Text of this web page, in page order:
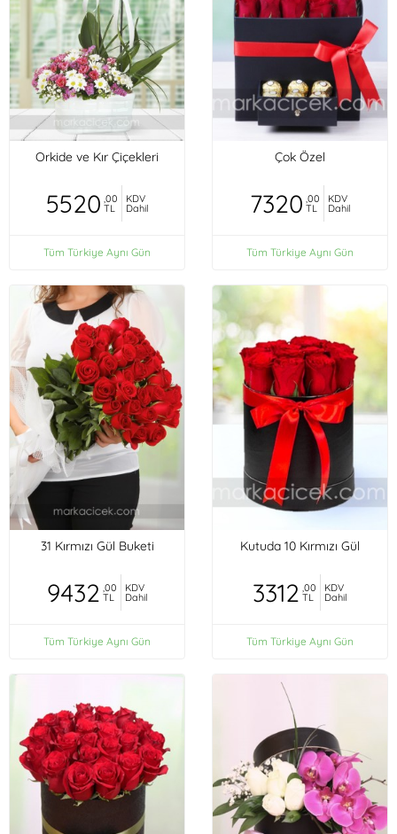
Orkide ve Kır Çiçekleri
5520 ,00
TL
KDV
Dahil
Tüm Türkiye Aynı Gün
Çok Özel
7320 ,00
TL
KDV
Dahil
Tüm Türkiye Aynı Gün
31 Kırmızı Gül Buketi
9432 ,00
TL
KDV
Dahil
Tüm Türkiye Aynı Gün
Kutuda 10 Kırmızı Gül
3312 ,00
TL
KDV
Dahil
Tüm Türkiye Aynı Gün